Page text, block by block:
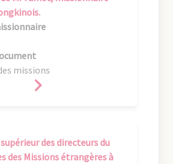
missions
des directeurs du
des Missions étrangères à